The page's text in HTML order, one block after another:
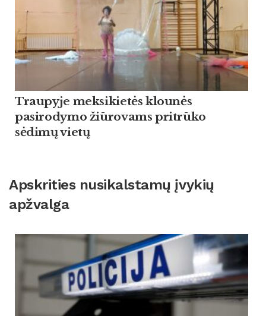
Traupyje meksikietės klounės
pasirodymo žiūrovams pritrūko
sėdimų vietų
Apskrities nusikalstamų įvykių
apžvalga